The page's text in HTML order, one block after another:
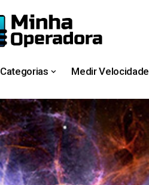
Categorias Medir Velocidade